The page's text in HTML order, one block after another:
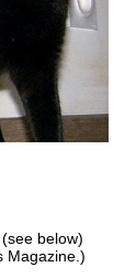
below)
Magazine.)